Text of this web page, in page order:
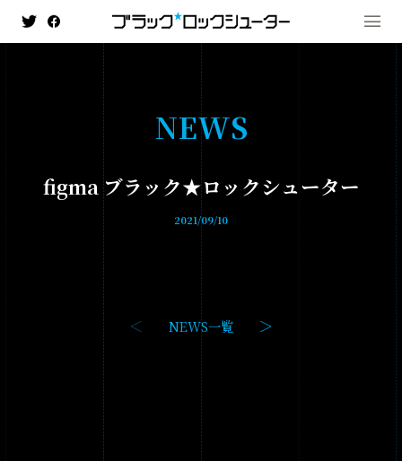
MENU
NEWS
HISTORY
ANIMATION
- ブラック★★ロックシューター DAWN FALL
- TV ANIMATION BLACK☆ROCK SHOOTER
GAME
PRODUCTS
NEWS
figma ブラック★ロックシューター
2021/09/10
NEWS一覧